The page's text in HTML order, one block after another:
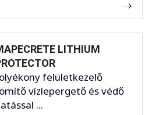
LITHIUM
felületkezelő
vízlepergető és védő
...